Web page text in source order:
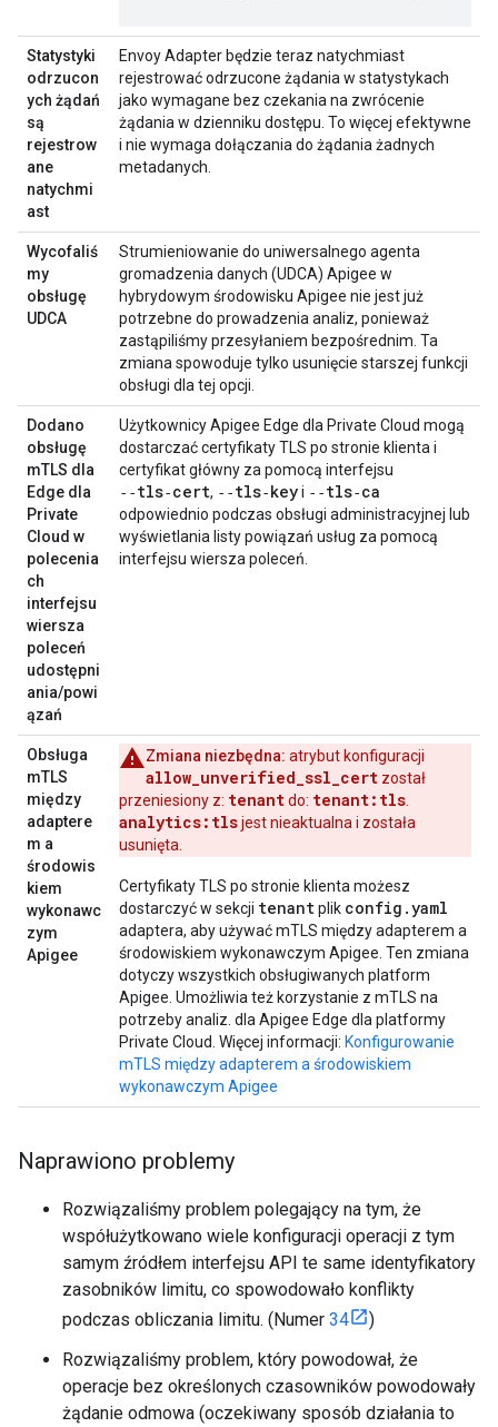
Statystyki
odrzucon
ych żądań
są
rejestrow
ane
natychmi
ast
Envoy Adapter będzie teraz natychmiast
rejestrować odrzucone żądania w statystykach
jako wymagane bez czekania na zwrócenie
żądania w dzienniku dostępu. To więcej efektywne
i nie wymaga dołączania do żądania żadnych
metadanych.
Wycofaliś
my
obsługę
UDCA
Strumieniowanie do uniwersalnego agenta
gromadzenia danych (UDCA) Apigee w
hybrydowym środowisku Apigee nie jest już
potrzebne do prowadzenia analiz, ponieważ
zastąpiliśmy przesyłaniem bezpośrednim. Ta
zmiana spowoduje tylko usunięcie starszej funkcji
obsługi dla tej opcji.
Dodano
obsługę
mTLS dla
Edge dla
Private
Cloud w
polecenia
ch
interfejsu
wiersza
poleceń
udostępni
ania/powi
ązań
Użytkownicy Apigee Edge dla Private Cloud mogą
dostarczać certyfikaty TLS po stronie klienta i
certyfikat główny za pomocą interfejsu
‑‑tls‑cert, ‑‑tls‑keyi ‑‑tls‑ca
odpowiednio podczas obsługi administracyjnej lub
wyświetlania listy powiązań usług za pomocą
interfejsu wiersza poleceń.
Obsługa
mTLS
między
adaptere
m a
środowis
kiem
wykonawc
zym
Apigee
Zmiana niezbędna: atrybut konfiguracji
allow_unverified_ssl_cert został
przeniesiony z: tenantdo: tenant:tls
analytics:tlsjest nieaktualna i została
usunięta.
Certyfikaty TLS po stronie klienta możesz
dostarczyć w sekcji tenantplik config.yaml
adaptera, aby używać mTLS między adapterem a
środowiskiem wykonawczym Apigee. Ten zmiana
dotyczy wszystkich obsługiwanych platform
Apigee. Umożliwia też korzystanie z mTLS na
potrzeby analiz. dla Apigee Edge dla platformy
Private Cloud. Więcej informacji: Konfigurowanie
mTLS między adapterem a środowiskiem
wykonawczym Apigee
Naprawiono problemy
Rozwiązaliśmy problem polegający na tym, że
współużytkowano wiele konfiguracji operacji z tym
samym źródłem interfejsu API te same identyfikatory
zasobników limitu, co spowodowało konflikty
podczas obliczania limitu. (Numer 34
)
Rozwiązaliśmy problem, który powodował, że
operacje bez określonych czasowników powodowały
żądanie odmowa (oczekiwany sposób działania to